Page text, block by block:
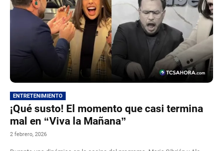
ENTRETENIMIENTO
¡Qué susto! El momento que casi termina
mal en “Viva la Mañana”
2 febrero, 2026